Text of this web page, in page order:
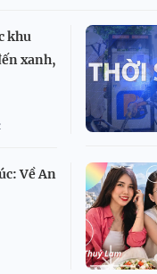
khu
xanh,
Về An